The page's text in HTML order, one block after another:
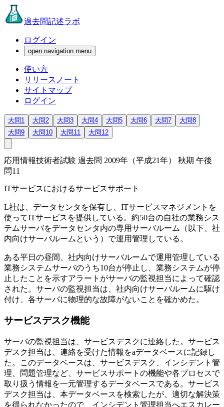
過去問記述ラボ
ログイン
open navigation menu
使い方
リリースノート
サイトマップ
ログイン
大問1 大問2 大問3 大問4 大問5 大問6 大問7
大問8
大問9
大問10 大問11 大問12
応用情報技術者試験 過去問 2009年（平成21年） 秋期 午後
問11
ITサービスにおけるサービスサポート
L社は、データセンタを保有し、ITサービスマネジメントを
使ってITサービスを提供している。約50台の自社の業務シス
テムサーバをデータセンタ内の専用サーバルーム（以下、社
内向けサーバルームという）で運用管理している。
ある平日の昼間、社内向けサーバルームで運用管理している
業務システムサーバのうち10台が停止し、業務システムが停
止したことを示すアラートがサーバの監視担当によって確認
された。サーバの監視担当は、社内向けサーバルームに駆け
付け、各サーバに物理的な故障がないことを確かめた。
サービスデスク機能
サーバの監視担当は、サービスデスクに連絡した。サービス
デスク担当は、連絡を受けた情報をaデータベースに記録し
た。このデータベースは、サービスデスク、インシデント管
理、問題管理など、サービスサポートの機能や各プロセスで
取り扱う情報を一元管理するデータベースである。サービス
デスク担当は、本データベースを検索したが、適切な解決策
を得られなかったので、インシデント管理担当へエスカレー